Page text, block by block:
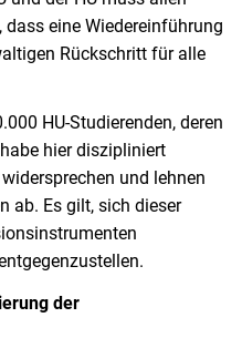
dass eine Wiedereinführung
Rückschritt für alle
HU-Studierenden, deren
hier diszipliniert
und lehnen
ab. Es gilt, sich dieser
der